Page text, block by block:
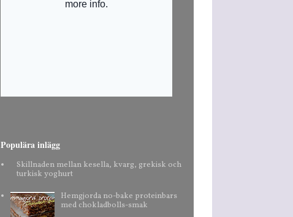
Populära inlägg
Skillnaden mellan kesella, kvarg, grekisk och
turkisk yoghurt
Hemgjorda no-bake proteinbars
med chokladbolls-smak